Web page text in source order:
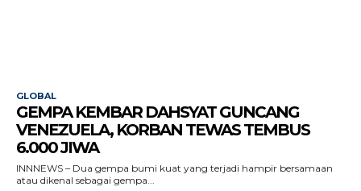
GLOBAL
GEMPA KEMBAR DAHSYAT GUNCANG
VENEZUELA, KORBAN TEWAS TEMBUS
6.000 JIWA
INNNEWS – Dua gempa bumi kuat yang terjadi hampir bersamaan
atau dikenal sebagai gempa...